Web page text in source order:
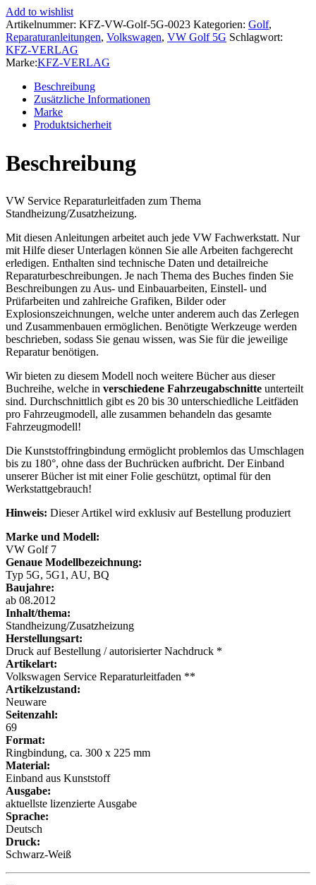
Typ
5G/AU
ab
2012
Standheizung
Zusatzheizung
Reparaturanleitung
Menge
Add to wishlist
Artikelnummer: KFZ-VW-Golf-5G-0023 Kategorien: Golf,
Reparaturanleitungen, Volkswagen, VW Golf 5G Schlagwort:
KFZ-VERLAG
Marke:KFZ-VERLAG
Beschreibung
Zusätzliche Informationen
Marke
Produktsicherheit
Beschreibung
VW Service Reparaturleitfaden zum Thema
Standheizung/Zusatzheizung.
Mit diesen Anleitungen arbeitet auch jede VW Fachwerkstatt. Nur
mit Hilfe dieser Unterlagen können Sie alle Arbeiten fachgerecht
erledigen. Enthalten sind technische Daten und detailreiche
Reparaturbeschreibungen. Je nach Thema des Buches finden Sie
Beschreibungen zu Aus- und Einbauarbeiten, Einstell- und
Prüfarbeiten und zahlreiche Grafiken, Bilder oder
Explosionszeichnungen, welche unter anderem auch das Zerlegen
und Zusammenbauen ermöglichen. Benötigte Werkzeuge werden
beschrieben, sodass Sie genau wissen, was Sie für die jeweilige
Reparatur benötigen.
Wir bieten zu diesem Modell noch weitere Bücher aus dieser
Buchreihe, welche in verschiedene Fahrzeugabschnitte unterteilt
sind. Durchschnittlich gibt es 20 bis 30 unterschiedliche Leitfäden
pro Fahrzeugmodell, alle zusammen behandeln das gesamte
Fahrzeugmodell!
Die Kunststoffringbindung ermöglicht problemlos das Umschlagen
bis zu 180°, ohne dass der Buchrücken aufbricht. Der Einband
unserer Bücher ist mit einer Folie geschützt, optimal für den
Werkstattgebrauch!
Hinweis: Dieser Artikel wird exklusiv auf Bestellung produziert
Marke und Modell:
VW Golf 7
Genaue Modellbezeichnung:
Typ 5G, 5G1, AU, BQ
Baujahre:
ab 08.2012
Inhalt/thema:
Standheizung/Zusatzheizung
Herstellungsart:
Druck auf Bestellung / autorisierter Nachdruck *
Artikelart:
Volkswagen Service Reparaturleitfaden **
Artikelzustand:
Neuware
Seitenzahl:
69
Format:
Ringbindung, ca. 300 x 225 mm
Material:
Einband aus Kunststoff
Ausgabe:
aktuellste lizenzierte Ausgabe
Sprache:
Deutsch
Druck:
Schwarz-Weiß